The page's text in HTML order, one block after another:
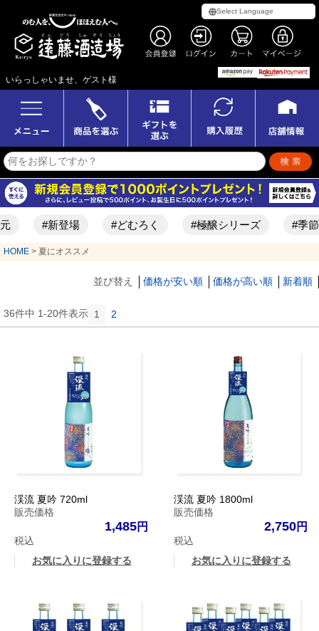
いらっしゃいませ、ゲスト様
#新登場 #どむろく #極醸シリーズ #季節
HOME 夏にオススメ
並び替え 価格が安い順 価格が高い順 新着順
36件中 1-20件表示 1 2
渓流 夏吟 720ml
販売価格
1,485
税込
お気に入りに登録する
渓流 夏吟 1800ml
販売価格
2,750
税込
お気に入りに登録する